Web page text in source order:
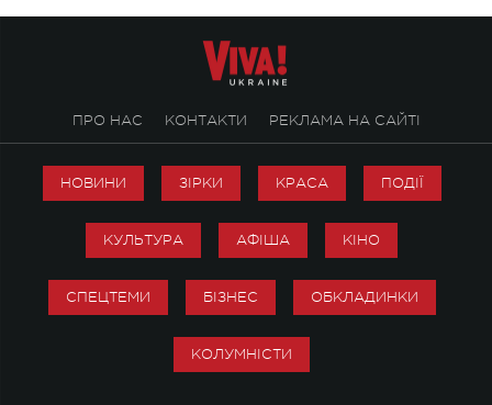
ПРО НАС КОНТАКТИ РЕКЛАМА НА САЙТІ
НОВИНИ ЗІРКИ КРАСА ПОДІЇ
КУЛЬТУРА АФІША КІНО
СПЕЦТЕМИ БІЗНЕС ОБКЛАДИНКИ
КОЛУМНІСТИ